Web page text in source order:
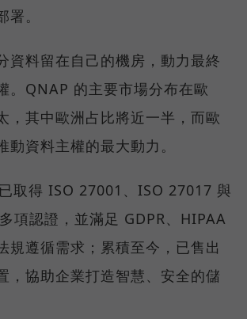
。
資料留在自己的機房，動力最終
。QNAP 的主要市場分布在歐
，其中歐洲占比將近一半，而歐
動資料主權的最大動力。
取得 ISO 27001、ISO 27017 與
項認證，並滿足 GDPR、HIPAA
規遵循需求；累積至今，已售出
，協助企業打造智慧、安全的儲